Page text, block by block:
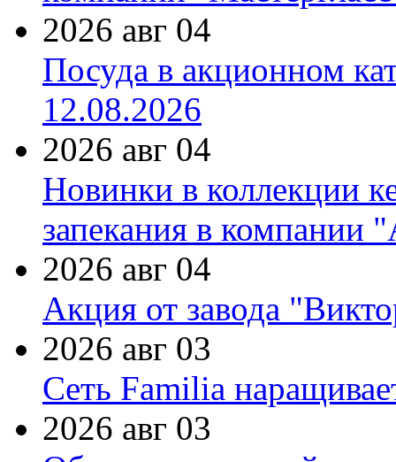
2026 авг 04
Посуда в акционном
12.08.2026
2026 авг 04
Новинки в коллекции
запекания в компании
2026 авг 04
Акция от завода
2026 авг 03
Сеть Familia
2026 авг 03